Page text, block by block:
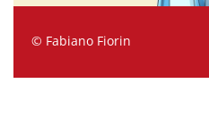
© Fabiano Fiorin